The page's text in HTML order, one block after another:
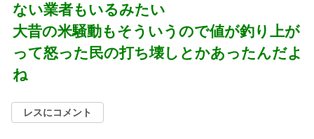
ない業者もいるみたい
大昔の米騒動もそういうので値が釣り上が
って怒った民の打ち壊しとかあったんだよ
ね
レスにコメント